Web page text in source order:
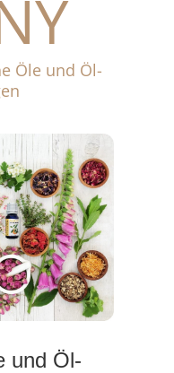
Öle und Öl-
und Öl-